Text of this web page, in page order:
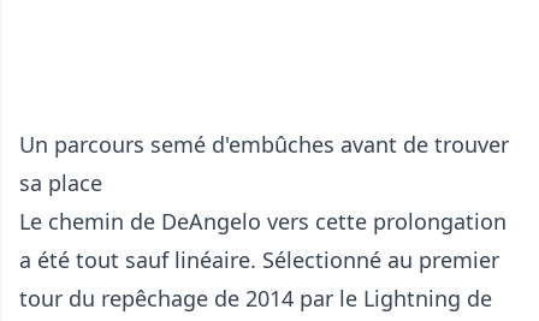
Un parcours semé d'embûches avant de trouver
sa place
Le chemin de DeAngelo vers cette prolongation
a été tout sauf linéaire. Sélectionné au premier
tour du repêchage de 2014 par le Lightning de